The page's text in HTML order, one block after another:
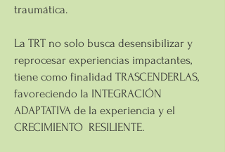
traumática.
La TRT no solo busca desensibilizar y
reprocesar experiencias impactantes,
tiene como finalidad TRASCENDERLAS,
favoreciendo la INTEGRACIÓN
ADAPTATIVA de la experiencia y el
CRECIMIENTO RESILIENTE.